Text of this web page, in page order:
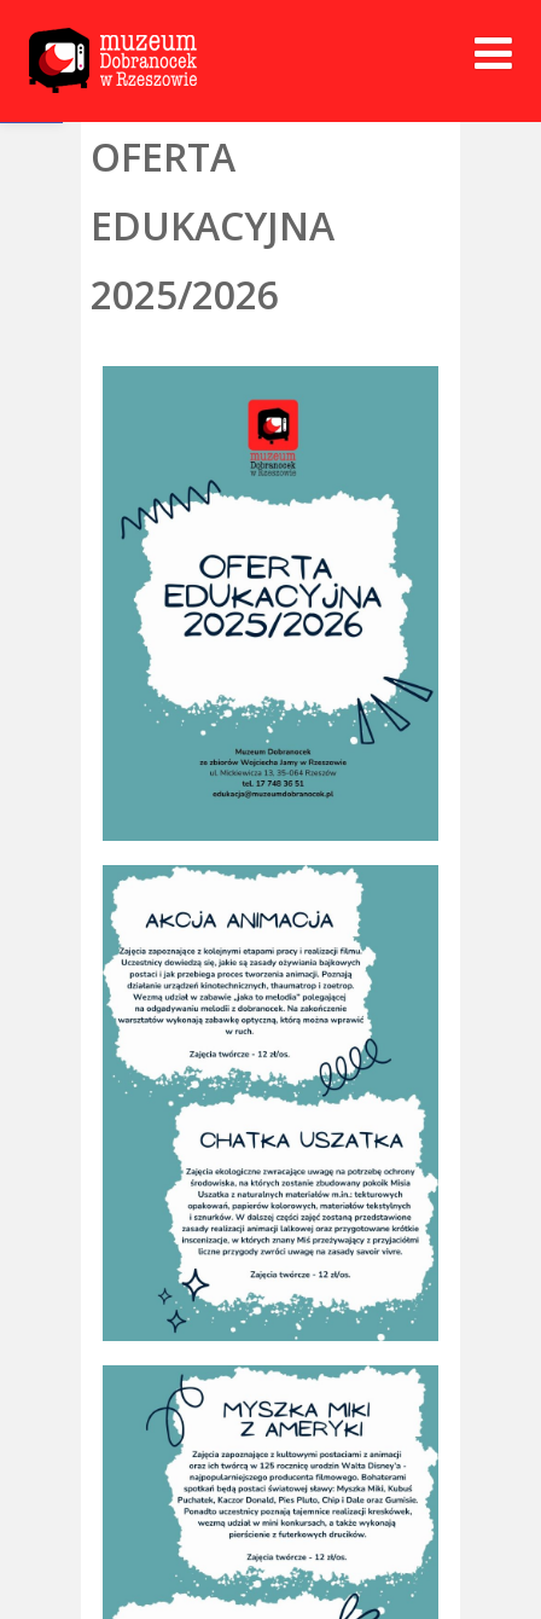
Open toolbar
OFERTA
EDUKACYJNA
2025/2026